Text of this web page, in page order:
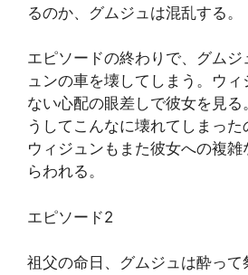
るのか、グムジュは混乱する。
エピソードの終わりで、グム
ュンの車を壊してしまう。ウ
ない心配の眼差しで彼女を見
うしてこんなに壊れてしまった
ウィジュンもまた彼女への複雑
らわれる。
エピソード2
祖父の命日、グムジュは酔って